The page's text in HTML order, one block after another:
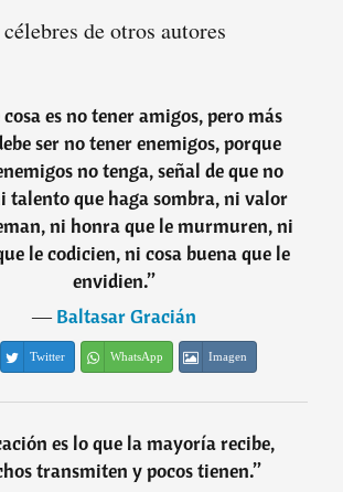
célebres de otros autores
es no tener amigos, pero más
ser no tener enemigos, porque
no tenga, señal de que no
talento que haga sombra, ni valor
ni honra que le murmuren, ni
le codicien, ni cosa buena que le
envidien.”
―Baltasar Gracián
Twitter WhatsApp Imagen
es lo que la mayoría recibe,
transmiten y pocos tienen.”